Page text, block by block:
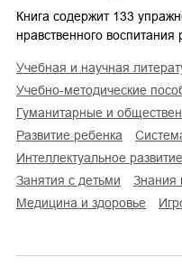
Книга содержит 133
нравственного воспитания
учебная и научная
учебно-методические
гуманитарные и
развитие ребенка
интеллектуальное развитие
занятия с детьми
медицина и здоровье